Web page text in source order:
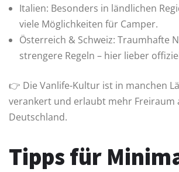
Italien: Besonders in ländlichen
viele Möglichkeiten für Camper.
Österreich & Schweiz: Traumhafte
strengere Regeln – hier lieber
👉 Die Vanlife-Kultur ist in manchen
verankert und erlaubt mehr Freiraum
Deutschland.
Tipps für